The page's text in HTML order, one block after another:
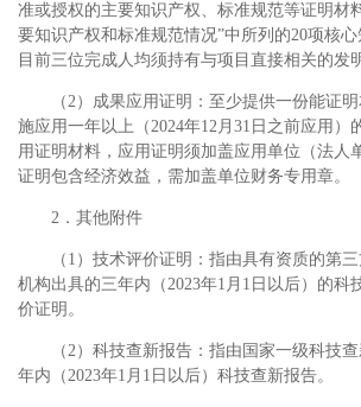
准或授权的主要知识产权、标准规范等证明材
要知识产权和标准规范情况”中所列的20项核
目前三位完成人均须持有与项目直接相关的发
（2）成果应用证明：至少提供一份能证
施应用一年以上（2024年12月31日之前应用）
用证明材料，应用证明须加盖应用单位（法人
证明包含经济效益，需加盖单位财务专用章。
2．其他附件
（1）技术评价证明：指由具有资质的第
机构出具的三年内（2023年1月1日以后）的科
价证明。
（2）科技查新报告：指由国家一级科技
年内（2023年1月1日以后）科技查新报告。